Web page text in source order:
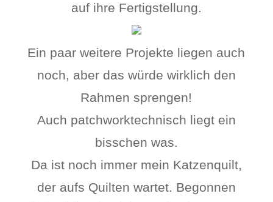
auf ihre Fertigstellung.
Ein paar weitere Projekte liegen auch
noch, aber das würde wirklich den
Rahmen sprengen!
Auch patchworktechnisch liegt ein
bisschen was.
Da ist noch immer mein Katzenquilt,
der aufs Quilten wartet. Begonnen